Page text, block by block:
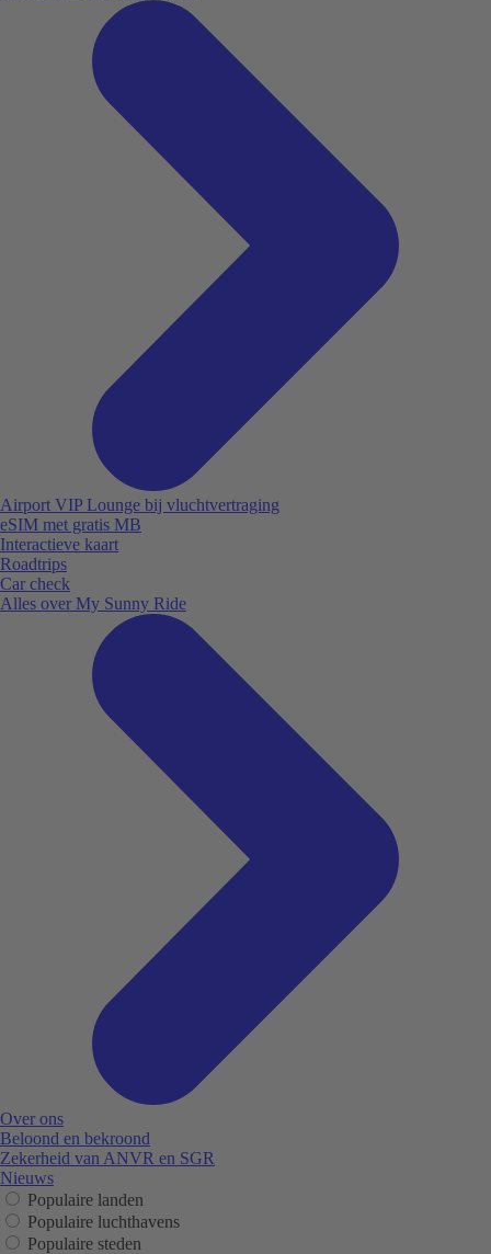
Airport VIP Lounge bij vluchtvertraging
eSIM met gratis MB
Interactieve kaart
Roadtrips
Car check
Alles over My Sunny Ride
Over ons
Beloond en bekroond
Zekerheid van ANVR en SGR
Nieuws
Populaire landen
Populaire luchthavens
Populaire steden